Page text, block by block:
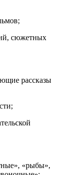
сюжетных
рассказы
«рыбы»,